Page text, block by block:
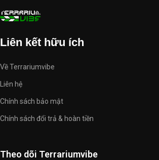
Liên kết hữu ích
Về Terrariumvibe
Liên hệ
Chính sách bảo mật
Chính sách đổi trả & hoàn tiền
Theo dõi Terrariumvibe